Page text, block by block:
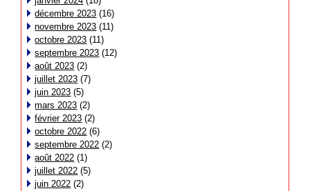
décembre 2023 (16)
novembre 2023 (11)
octobre 2023 (11)
septembre 2023 (12)
août 2023 (2)
juillet 2023 (7)
juin 2023 (5)
mars 2023 (2)
février 2023 (2)
octobre 2022 (6)
septembre 2022 (2)
août 2022 (1)
juillet 2022 (5)
juin 2022 (2)